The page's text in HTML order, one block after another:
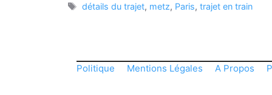
Étiquettes
détails du trajet, metz, Paris,trajet en train
Politique Mentions Légales A Propos